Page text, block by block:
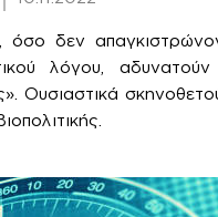
όσο δεν
λόγου,
Ουσιαστικά